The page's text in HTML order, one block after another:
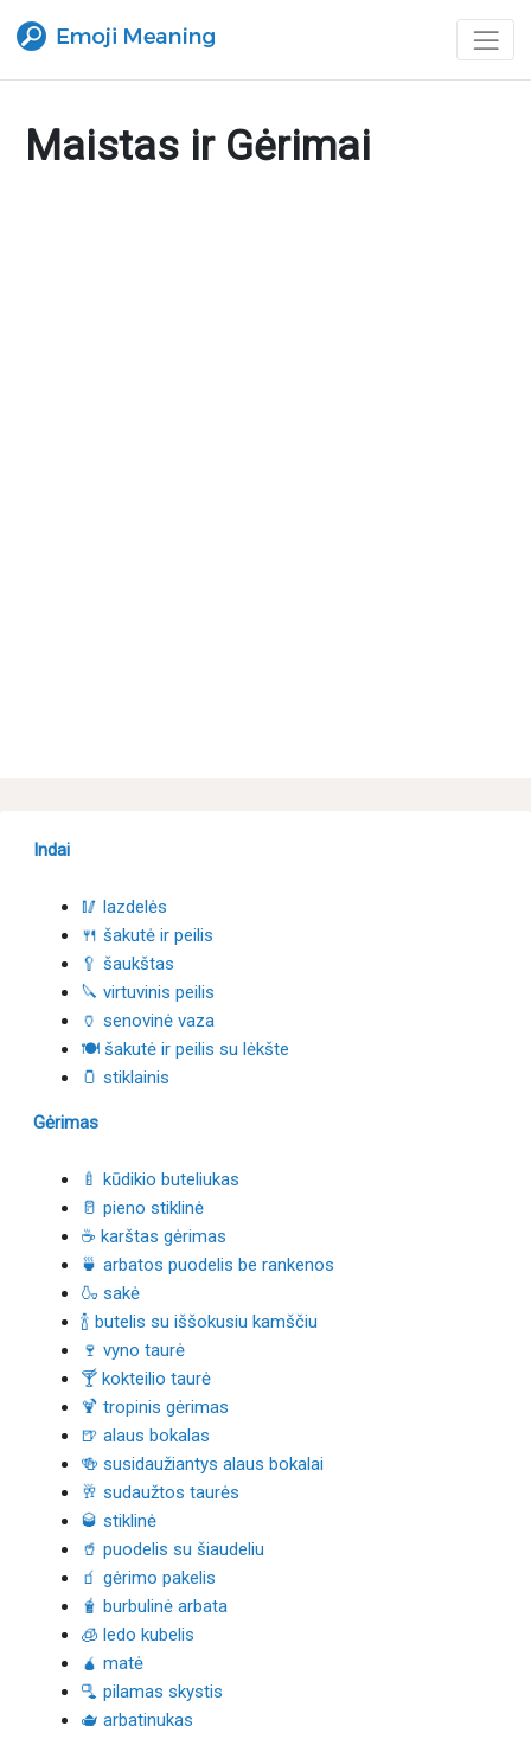
Maistas ir Gėrimai
Indai
🥢 lazdelės
🍴 šakutė ir peilis
🥄 šaukštas
🔪 virtuvinis peilis
🏺 senovinė vaza
🍽 šakutė ir peilis su lėkšte
🫙 stiklainis
Gėrimas
🍼 kūdikio buteliukas
🥛 pieno stiklinė
☕ karštas gėrimas
🍵 arbatos puodelis be rankenos
🍶 sakė
🍾 butelis su iššokusiu kamščiu
🍷 vyno taurė
🍸 kokteilio taurė
🍹 tropinis gėrimas
🍺 alaus bokalas
🍻 susidaužiantys alaus bokalai
🥂 sudaužtos taurės
🥃 stiklinė
🥤 puodelis su šiaudeliu
🧃 gėrimo pakelis
🧋 burbulinė arbata
🧊 ledo kubelis
🧉 matė
🫗 pilamas skystis
🫖 arbatinukas